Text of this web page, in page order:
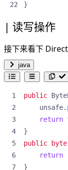
}
读写操作
接下来看下
java
public
unsafe.
return
}
public
byte
return
}